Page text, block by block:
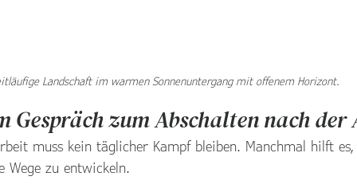
Landschaft im warmen Sonnenuntergang mit offenem Horizont.
Gespräch zum Abschalten nach der
muss kein täglicher Kampf bleiben. Manchmal hilft
Wege zu entwickeln.